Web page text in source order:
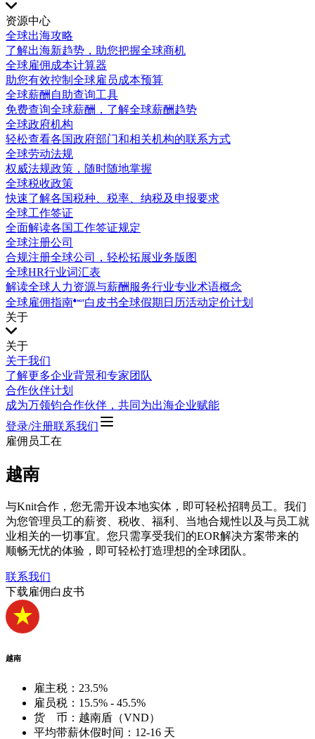
资源中心
全球出海攻略
了解出海新趋势，助您把握全球商机
全球雇佣成本计算器
助您有效控制全球雇员成本预算
全球薪酬自助查询工具
免费查询全球薪酬，了解全球薪酬趋势
全球政府机构
轻松查看各国政府部门和相关机构的联系方式
全球劳动法规
权威法规政策，随时随地掌握
全球税收政策
快速了解各国税种、税率、纳税及申报要求
全球工作签证
全面解读各国工作签证规定
全球注册公司
合规注册全球公司，轻松拓展业务版图
全球HR行业词汇表
解读全球人力资源与薪酬服务行业专业术语概念
全球雇佣指南
白皮书全球假期日历活动定价计划
关于
关于
关于我们
了解更多企业背景和专家团队
合作伙伴计划
成为万领钧合作伙伴，共同为出海企业赋能
登录/注册联系我们
雇佣员工在
越南
与Knit合作，您无需开设本地实体，即可轻松招聘员工。我们
为您管理员工的薪资、税收、福利、当地合规性以及与员工就
业相关的一切事宜。您只需享受我们的EOR解决方案带来的
顺畅无忧的体验，即可轻松打造理想的全球团队。
联系我们
下载雇佣白皮书
越南
雇主税： 23.5%
雇员税： 15.5% - 45.5%
货 币： 越南盾（VND）
平均带薪休假时间： 12-16 天